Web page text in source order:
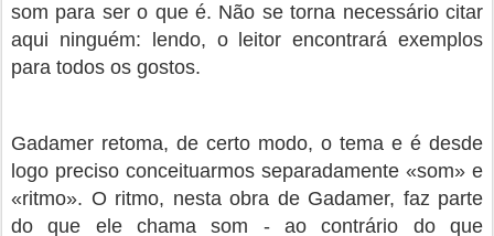
som para ser o que é. Não se torna necessário citar
aqui ninguém: lendo, o leitor encontrará exemplos
para todos os gostos.
Gadamer retoma, de certo modo, o tema e é desde
logo preciso conceituarmos separadamente «som» e
«ritmo». O ritmo, nesta obra de Gadamer, faz parte
do que ele chama som - ao contrário do que